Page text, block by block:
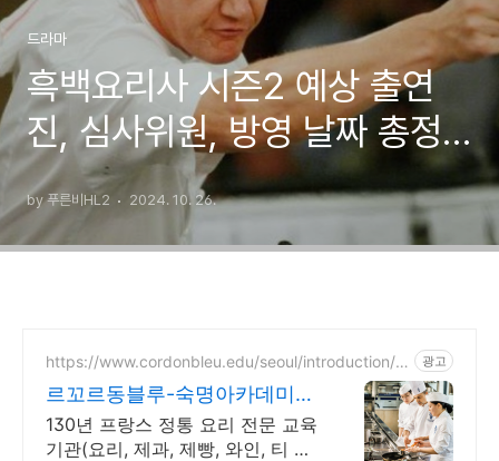
드라마
흑백요리사 시즌2 예상 출연
진, 심사위원, 방영 날짜 총정
리
by 푸른비HL2 2024. 10. 26.
https://www.cordonbleu.edu/seoul/introduction/k
광고
르꼬르동블루-숙명아카데미
2026년 4학기 신입생모집
130년 프랑스 정통 요리 전문 교육
기관(요리, 제과, 제빵, 와인, 티 과